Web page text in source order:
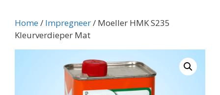
Home/ Impregneer/ Moeller HMK S235
Kleurverdieper Mat